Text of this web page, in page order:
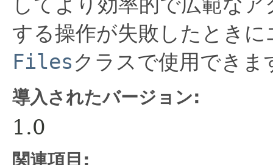
する操作が失敗したとき
Filesクラスで使用できま
導入されたバージョン:
1.0
関連項目: